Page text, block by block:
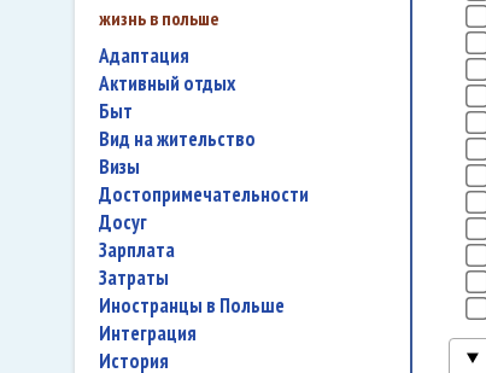
жизнь в польше
адаптация
активный отдых
быт
вид на жительство
визы
достопримечательности
досуг
зарплата
затраты
иностранцы в Польше
интеграция
история